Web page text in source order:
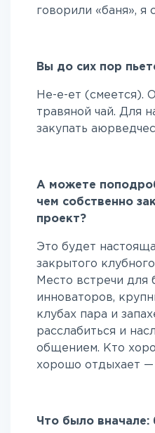
говорили «баня», я
Вы до сих пор
Не-е-ет (смеется).
травяной чай. Для
закупать
А можете
чем собственно
проект?
Это будет
закрытого
Место встречи для
инноваторов,
клубах пара и
расслабиться и
общением. Кто
хорошо отдыхает —
Что было вначале: